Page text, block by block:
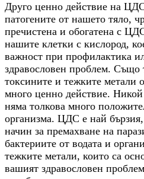
Друго ценно действие на
патогените от нашето тяло,
пречистена и обогатена с
нашите клетки с кислород,
важност при профилактика
здравословен проблем. Също
токсините и тежките метали
много ценно действие. Никой
няма толкова много
организма. ЦДС е най
начин за премахване на
бактериите от водата и
тежките метали, които са
вашият здравословен